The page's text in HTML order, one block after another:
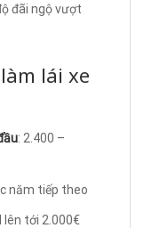
đãi ngộ vượt
lái xe
: 2.400 –
năm tiếp theo
lên tới 2.000€